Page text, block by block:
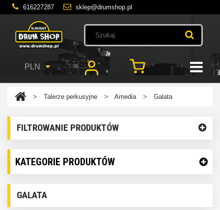
616227287 sklep@drumshop.pl
PLN
> Talerze perkusyjne > Amedia > Galata
FILTROWANIE PRODUKTÓW
KATEGORIE PRODUKTÓW
GALATA